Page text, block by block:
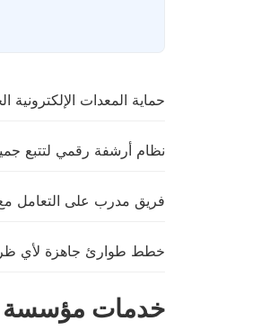
حماية المعدات
نظام أرشفة رقمي لتتبع
فريق مدرب على التعامل مع
خطط طوارئ جاهزة لأي
خدمات مؤسسة